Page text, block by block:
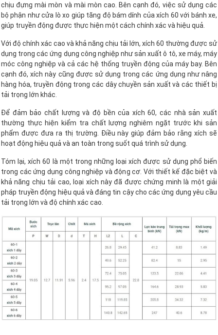
chịu đựng mài mòn và mài mòn cao. Bên cạnh đó, việc sử dụng các
bộ phận như cửa lò xo giúp tăng độ bám dính của xích 60 với bánh xe,
giúp truyền động được thực hiện một cách chính xác và hiệu quả.
Với độ chính xác cao và khả năng chịu tải lớn, xích 60 thường được sử
dụng trong các ứng dụng công nghiệp như sản xuất ô tô, xe máy, máy
móc công nghiệp và cả các hệ thống truyền động của máy bay. Bên
cạnh đó, xích này cũng được sử dụng trong các ứng dụng như nâng
hàng hóa, truyền động trong các dây chuyền sản xuất và các thiết bị
tải trọng lớn khác.
Để đảm bảo chất lượng và độ bền của xích 60, các nhà sản xuất
thường thực hiện kiểm tra chất lượng nghiêm ngặt trước khi sản
phẩm được đưa ra thị trường. Điều này giúp đảm bảo rằng xích sẽ
hoạt động hiệu quả và an toàn trong suốt quá trình sử dụng.
Tóm lại, xích 60 là một trong những loại xích được sử dụng phổ biến
trong các ứng dụng công nghiệp và động cơ. Với thiết kế đặc biệt và
khả năng chịu tải cao, loại xích này đã được chứng minh là một giải
pháp truyền động hiệu quả và đáng tin cậy cho các ứng dụng yêu cầu
tải trọng lớn và độ chính xác cao.